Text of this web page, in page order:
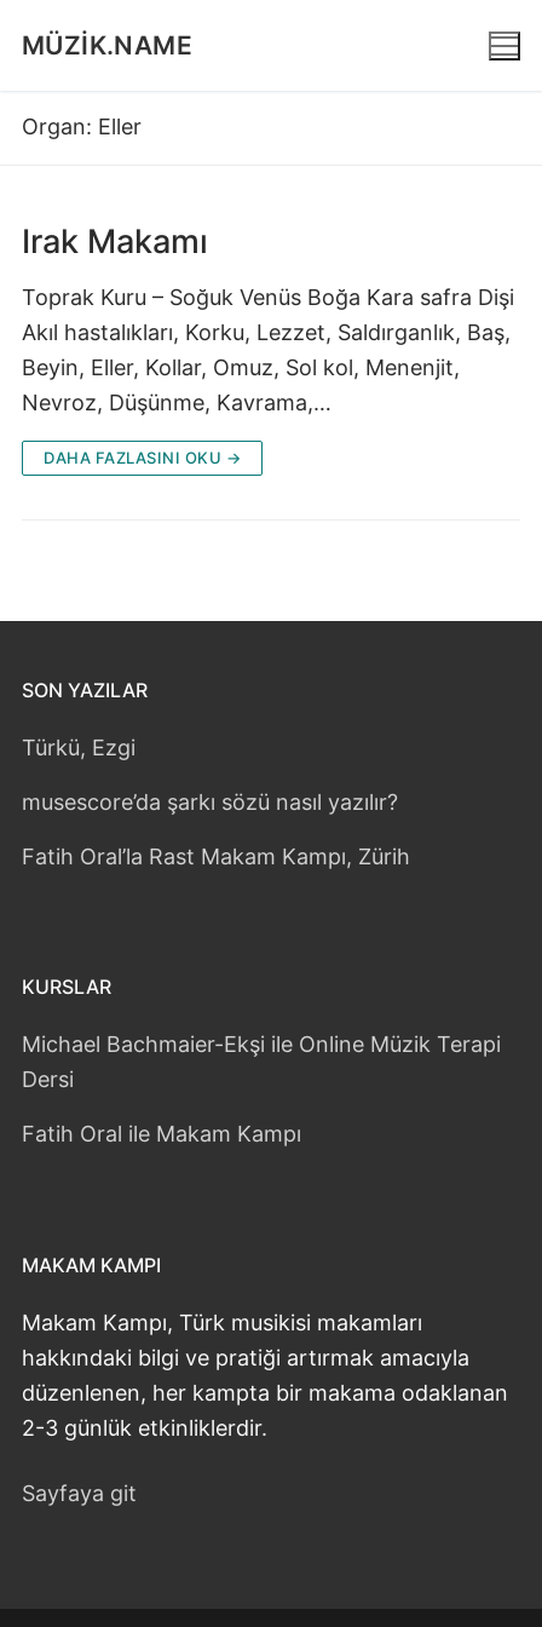
atlaMÜZIK.NAME
Organ: Eller
Irak Makamı
Toprak Kuru – Soğuk Venüs Boğa Kara safra Dişi
Akıl hastalıkları, Korku, Lezzet, Saldırganlık, Baş,
Beyin, Eller, Kollar, Omuz, Sol kol, Menenjit,
Nevroz, Düşünme, Kavrama,…
DAHA FAZLASINI OKU →
SON YAZILAR
Türkü, Ezgi
musescore’da şarkı sözü nasıl yazılır?
Fatih Oral’la Rast Makam Kampı, Zürih
KURSLAR
Michael Bachmaier-Ekşi ile Online Müzik Terapi
Dersi
Fatih Oral ile Makam Kampı
MAKAM KAMPI
Makam Kampı, Türk musikisi makamları
hakkındaki bilgi ve pratiği artırmak amacıyla
düzenlenen, her kampta bir makama odaklanan
2-3 günlük etkinliklerdir.
Sayfaya git